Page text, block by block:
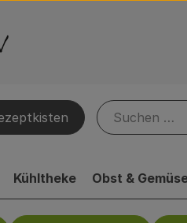
Kühltheke Obst &